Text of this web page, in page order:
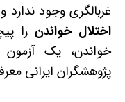
غربالگری وجود
اختلال خواندن را
خواندن، یک
پژوهشگران ایرانی